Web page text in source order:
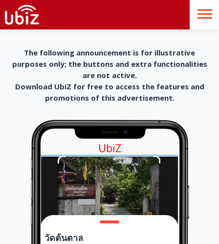
The following announcement is for illustrative
purposes only; the buttons and extra functionalities
are not active.
Download UbiZ for free to access the features and
promotions of this advertisement.
UbiZ
วัดต้นตาล